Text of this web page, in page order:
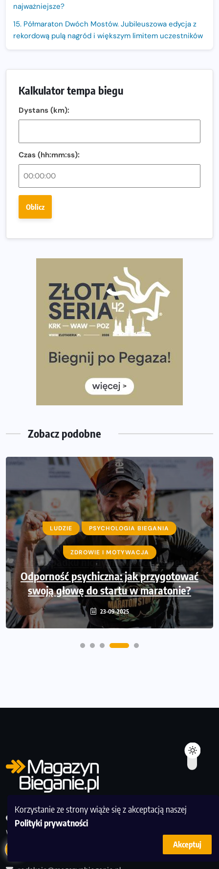
Korzystanie ze strony wiąże się z akceptacją naszej
Polityki prywatności
Akceptuj
najważniejsze?
15. Półmaraton Dwóch Mostów. Jubileuszowa edycja z
rekordową pulą nagród i większym limitem uczestników
Oficjalna koszulka LOTTO 25. Poznań Maratonu!
Amazfit Balance 3: Kompleksowe narzędzie dla biegacza
Regeneracja w bieganiu. Co warto o niej wiedzieć?
Ostatnie wolne miejsca na jubileuszowy Bieg
Fabrykanta. Organizatorzy odkrywają trasę dzień po
wybiera wyzwanie trzech największych maratonów w
Praska 5k Run gospodarzem Mistrzostw Polski
Największy Bieg Powstania Warszawskiego w historii.
Ponad 12 tysięcy uczestników pobiegło dla Bohaterów!
Tętno vs tempo – czym kierować się w bieganiu?
Co ma dużo białka? Produkty, które warto włączyć do
Rozbiegany Olsztyn szykuje się na weekend z
Już w tę sobotę 35. Bieg Powstania Warszawskiego.
Wystartuje rekordowa liczba uczestników
35. Bieg Powstania Warszawskiego – praktyczny
poradnik przed startem
Kalkulator tempa biegu
Dystans (km):
Czas (hh:mm:ss):
Oblicz
Zobacz podobne
LUDZIE PSYCHOLOGIA BIEGANIA
ZDROWIE I MOTYWACJA
Odporność psychiczna: jak przygotować
swoją głowę do startu w maratonie?
23-09-2025
Redakcja Magazyn Bieganie, ul. Murmańska 25, 04-204
Warszawa